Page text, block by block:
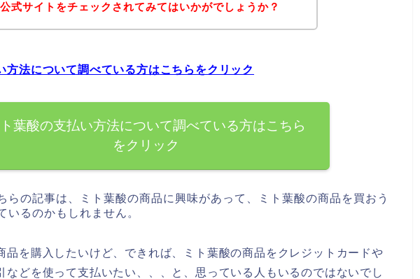
式サイトをチェックされてみてはいかがでしょうか？
方法について調べている方はこちらをクリック
ト葉酸の支払い方法について調べている方はこちら
をクリック
らの記事は、ミト葉酸の商品に興味があって、ミト葉酸の商品を買おう
いるのかもしれません。
品を購入したいけど、できれば、ミト葉酸の商品をクレジットカードや
などを使って支払いたい、、、と、思っている人もいるのではないでし